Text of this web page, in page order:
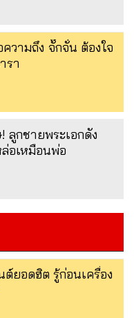
วามถึง จั๊กจั่น ต้องใจ
รา
กชายพระเอกดัง
ล่อเหมือนพ่อ
ยอดฮิต รู้ก่อนเครื่อง